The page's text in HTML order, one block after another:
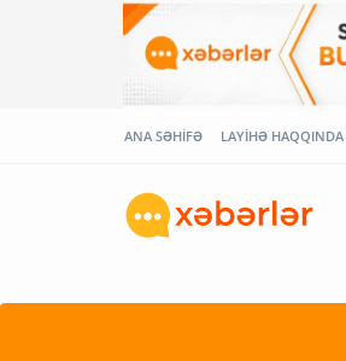
ANA SƏHİFƏ LAYİHƏ HAQQINDA